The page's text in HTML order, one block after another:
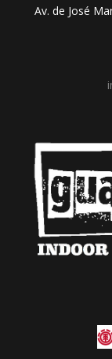
Av. de José